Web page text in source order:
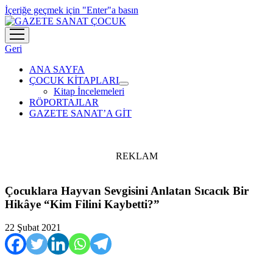
İçeriğe geçmek için "Enter"a basın
menüyü
aç
Geri
ANA SAYFA
ÇOCUK KİTAPLARI
menüyü
aç
Kitap İncelemeleri
RÖPORTAJLAR
GAZETE SANAT’A GİT
REKLAM
Çocuklara Hayvan Sevgisini Anlatan Sıcacık Bir
Hikâye “Kim Filini Kaybetti?”
22 Şubat 2021